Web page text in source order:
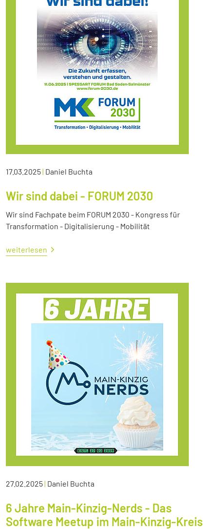
17.03.2025| Daniel Buchta
Wir sind dabei - FORUM 2030
Wir sind Fachpate beim FORUM 2030 - Kongress für
Transformation - Digitalisierung - Mobilität
weiterlesen
27.02.2025| Daniel Buchta
6 Jahre Main-Kinzig-Nerds - Das
Software Meetup im Main-Kinzig-Kreis